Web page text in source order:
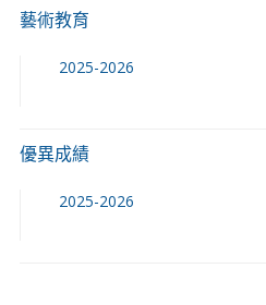
藝術教育
2025-2026
優異成績
2025-2026